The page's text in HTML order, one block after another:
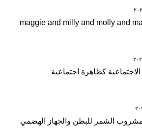
كظاهرة اجتماعية
مشروب الشمر للبطن والجهاز الهضمي